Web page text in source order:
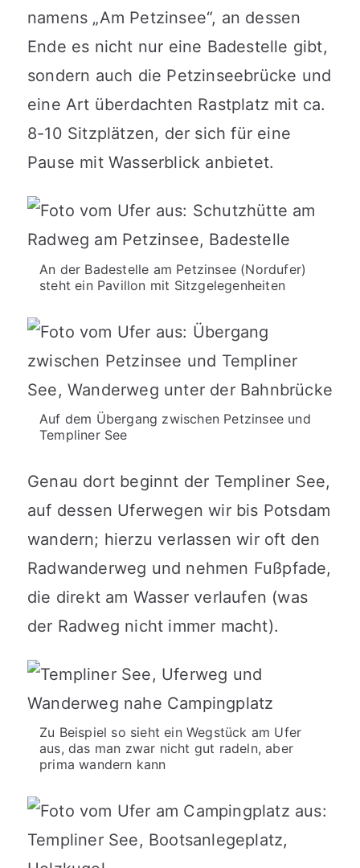
namens „Am Petzinsee“, an dessen
Ende es nicht nur eine Badestelle gibt,
sondern auch die Petzinseebrücke und
eine Art überdachten Rastplatz mit ca.
8-10 Sitzplätzen, der sich für eine
Pause mit Wasserblick anbietet.
An der Badestelle am Petzinsee (Nordufer)
steht ein Pavillon mit Sitzgelegenheiten
Auf dem Übergang zwischen Petzinsee und
Templiner See
Genau dort beginnt der Templiner See,
auf dessen Uferwegen wir bis Potsdam
wandern; hierzu verlassen wir oft den
Radwanderweg und nehmen Fußpfade,
die direkt am Wasser verlaufen (was
der Radweg nicht immer macht).
Zu Beispiel so sieht ein Wegstück am Ufer
aus, das man zwar nicht gut radeln, aber
prima wandern kann